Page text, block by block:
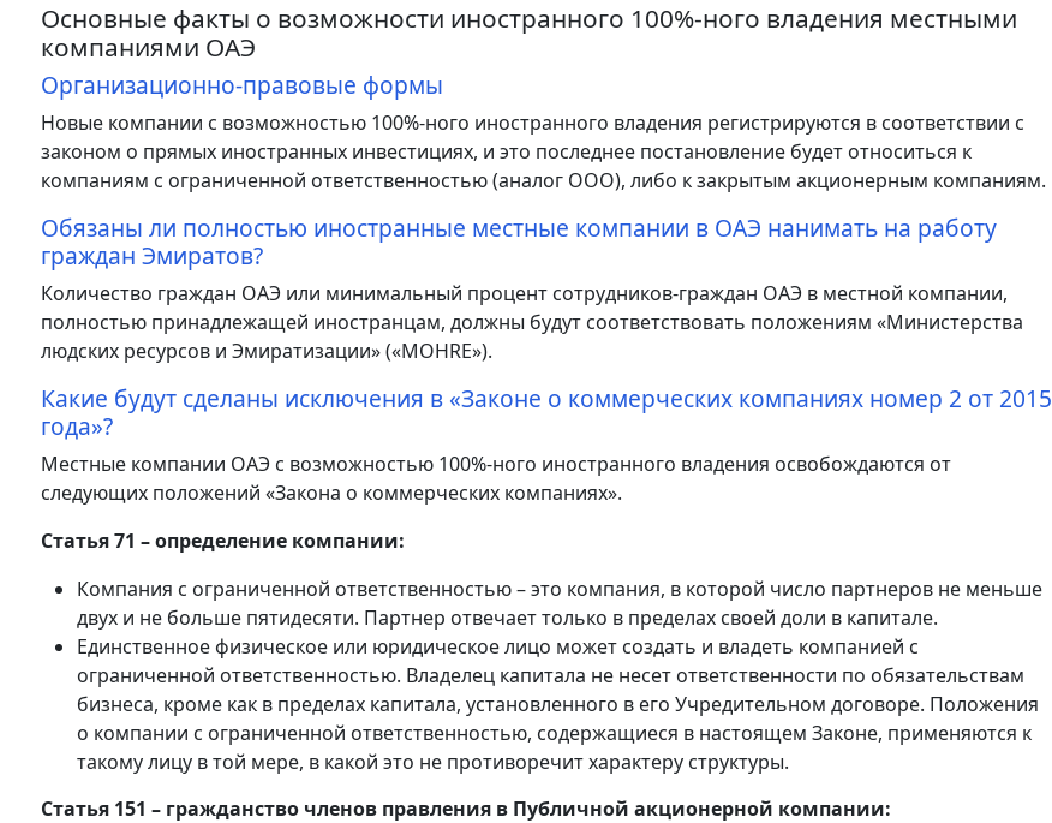
Основные факты о возможности иностранного 100%-ного владения местными
компаниями ОАЭ
Организационно-правовые формы
Новые компании с возможностью 100%-ного иностранного владения регистрируются в соответствии с
законом о прямых иностранных инвестициях, и это последнее постановление будет относиться к
компаниям с ограниченной ответственностью (аналог ООО), либо к закрытым акционерным компаниям.
Обязаны ли полностью иностранные местные компании в ОАЭ нанимать на работу
граждан Эмиратов?
Количество граждан ОАЭ или минимальный процент сотрудников-граждан ОАЭ в местной компании,
полностью принадлежащей иностранцам, должны будут соответствовать положениям «Министерства
людских ресурсов и Эмиратизации» («MOHRE»).
Какие будут сделаны исключения в «Законе о коммерческих компаниях номер 2 от 2015
года»?
Местные компании ОАЭ с возможностью 100%-ного иностранного владения освобождаются от
следующих положений «Закона о коммерческих компаниях».
Статья 71 – определение компании:
Компания с ограниченной ответственностью – это компания, в которой число партнеров не меньше
двух и не больше пятидесяти. Партнер отвечает только в пределах своей доли в капитале.
Единственное физическое или юридическое лицо может создать и владеть компанией с
ограниченной ответственностью. Владелец капитала не несет ответственности по обязательствам
бизнеса, кроме как в пределах капитала, установленного в его Учредительном договоре. Положения
о компании с ограниченной ответственностью, содержащиеся в настоящем Законе, применяются к
такому лицу в той мере, в какой это не противоречит характеру структуры.
Статья 151 – гражданство членов правления в Публичной акционерной компании: